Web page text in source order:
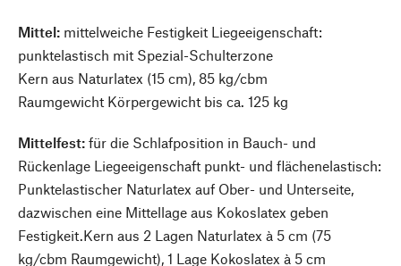
Mittel: mittelweiche Festigkeit Liegeeigenschaft:
punktelastisch mit Spezial-Schulterzone
Kern aus Naturlatex (15 cm), 85 kg/cbm
Raumgewicht Körpergewicht bis ca. 125 kg
Mittelfest: für die Schlafposition in Bauch- und
Rückenlage Liegeeigenschaft punkt- und flächenelastisch:
Punktelastischer Naturlatex auf Ober- und Unterseite,
dazwischen eine Mittellage aus Kokoslatex geben
Festigkeit.Kern aus 2 Lagen Naturlatex à 5 cm (75
kg/cbm Raumgewicht), 1 Lage Kokoslatex à 5 cm